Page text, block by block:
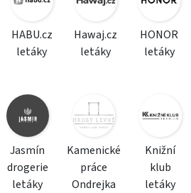
HABU.cz
letáky
Hawaj.cz
letáky
HONOR
letáky
Jasmín
drogerie
letáky
Kamenické
práce
Ondrejka
Knižní
klub
letáky